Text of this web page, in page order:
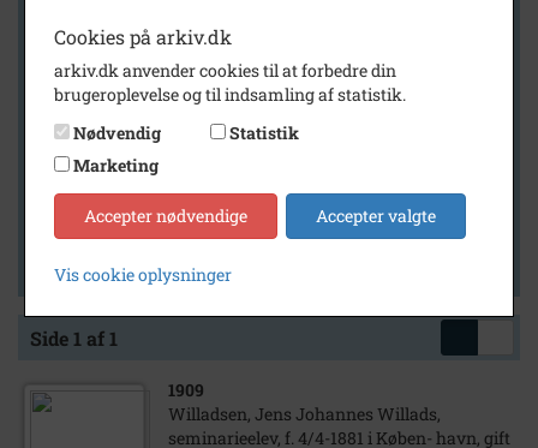
Generelt
Vis kun med billeder
Vis kun med filmklip
Vis kun med lydklip
Vis kun med kilder
Vis kun med geo-tag
Side 1 af 1
1909
Willadsen, Jens Johannes Willads,
seminarieelev, f. 4/4-1881 i Køben- havn, gift
Cookies på arkiv.dk
arkiv.dk anvender cookies til at forbedre din
brugeroplevelse og til indsamling af statistik.
Nødvendig
Statistik
Marketing
Accepter nødvendige Accepter valgte
Vis cookie oplysninger